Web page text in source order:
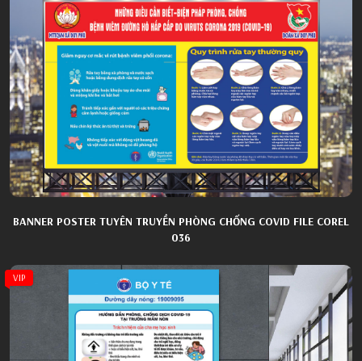
BANNER POSTER TUYÊN TRUYỀN PHÒNG CHỐNG COVID FILE COREL
036
VIP